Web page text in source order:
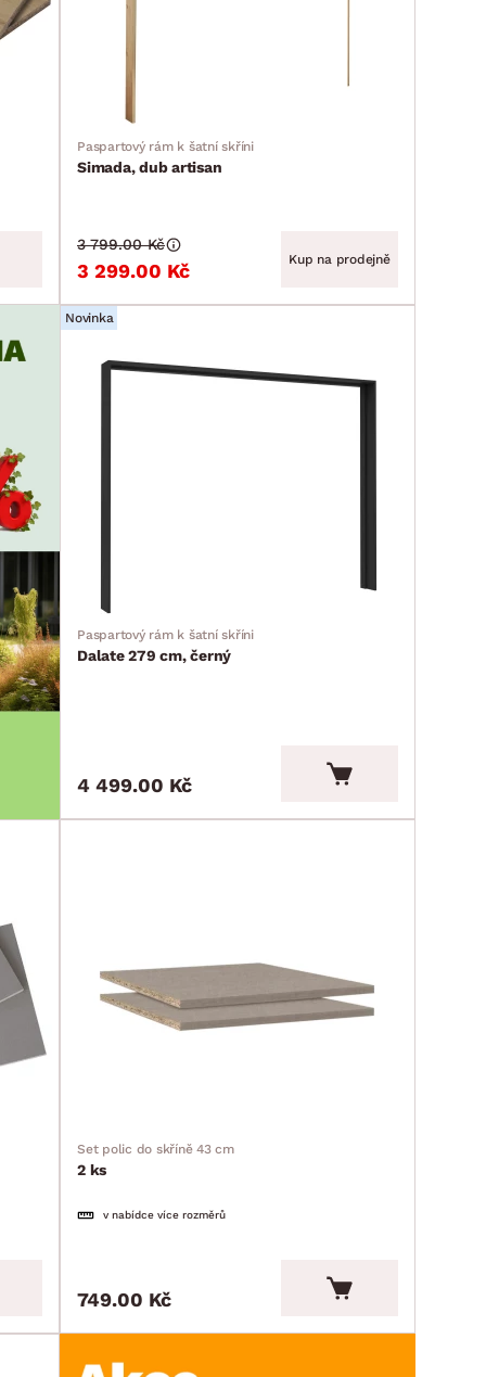
Paspartový rám k šatní skříni
Simada, dub artisan
3 299.00 Kč
3 799.00 Kč
Kup na prodejně
Novinka
Paspartový rám k šatní skříni
Dalate 279 cm, černý
4 499.00 Kč
Set polic do skříně 43 cm
2 ks
v nabídce více rozměrů
749.00 Kč